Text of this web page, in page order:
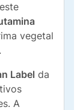
vegetal
Label da
A